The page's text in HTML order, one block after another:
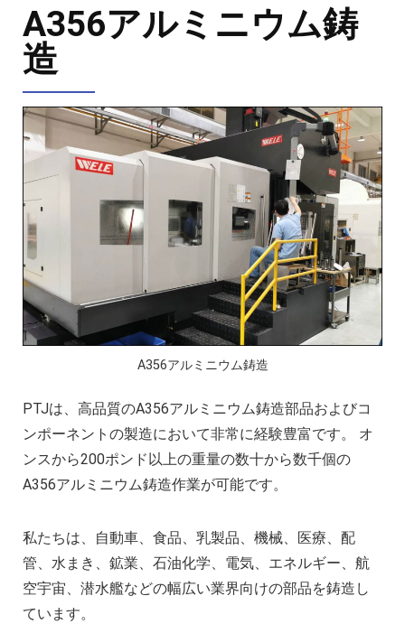
紫外線 塗料
へら 絞り 加工 と は
チタン鋳造とは: プロセス、用途、温度、価
プロトタイプ射出成形: 究極のガイド
LEDライト部品 ダイカストサービス
カスタムメカニカルキーボードはなぜ人気
CNC加工サービスによるCCTV機器アクセ
カスタムバイクのパーツを近くで入手する
CNC加工が精密部品業界を変える
複雑な部品の精密加工時の注意点
アルミニウム高速加工ガイドの決定版
CNC加工用工具と送り装置の選び方
CNC機械加工部品の材料選択時の考慮点
2025年における日本の機械加工業界への影
A356アルミニウム鋳
造
A356アルミニウム鋳造
PTJは、高品質のA356アルミニウム鋳造部品およびコ
ンポーネントの製造において非常に経験豊富です。 オ
ンスから200ポンド以上の重量の数十から数千個の
A356アルミニウム鋳造作業が可能です。
私たちは、自動車、食品、乳製品、機械、医療、配
管、水まき、鉱業、石油化学、電気、エネルギー、航
空宇宙、潜水艦などの幅広い業界向けの部品を鋳造し
ています。